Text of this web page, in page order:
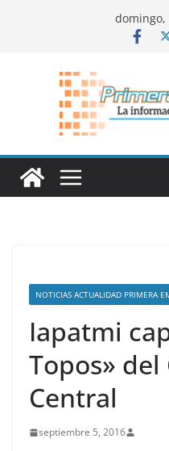
domingo,
NOTICIAS ACTUALIDAD PRIMERA
Iapatmi
Topos» del
Central
septiembre 5, 2016